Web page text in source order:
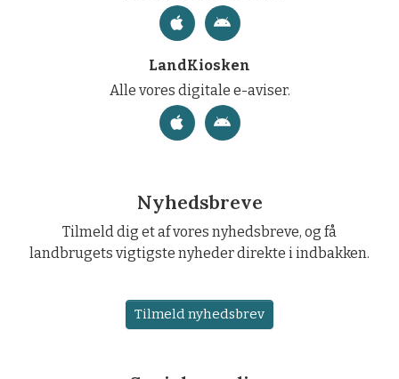
LandKiosken
Alle vores digitale e-aviser.
Nyhedsbreve
Tilmeld dig et af vores nyhedsbreve, og få
landbrugets vigtigste nyheder direkte i indbakken.
Tilmeld nyhedsbrev